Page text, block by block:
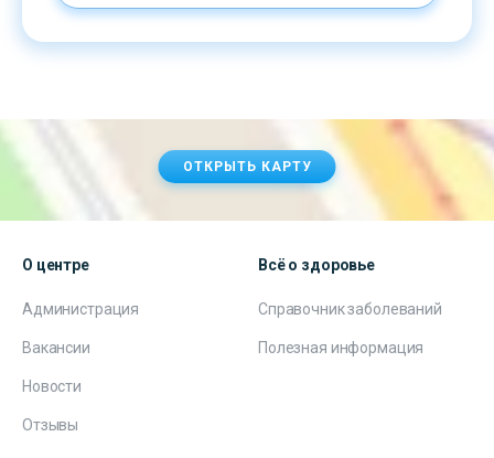
ОТКРЫТЬ КАРТУ
О центре
Администрация
Вакансии
Новости
Отзывы
Всё о здоровье
Справочник заболеваний
Полезная информация